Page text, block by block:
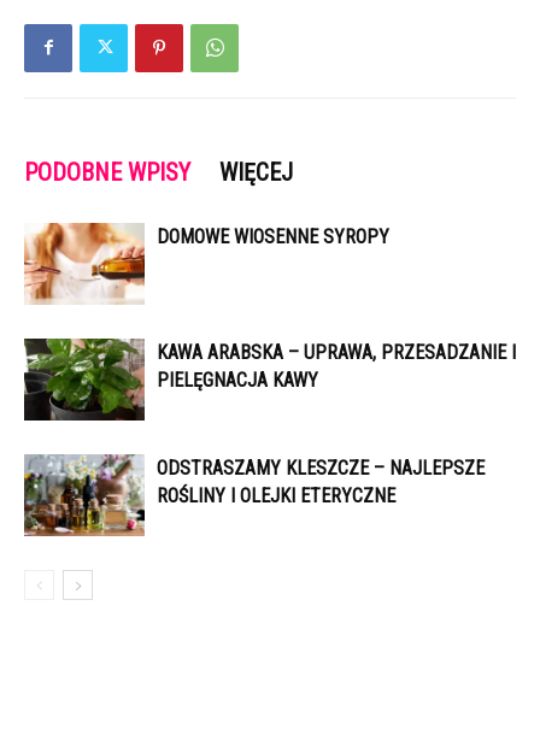
PODOBNE WPISY WIĘCEJ
DOMOWE WIOSENNE SYROPY
KAWA ARABSKA – UPRAWA, PRZESADZANIE I
PIELĘGNACJA KAWY
ODSTRASZAMY KLESZCZE – NAJLEPSZE
ROŚLINY I OLEJKI ETERYCZNE